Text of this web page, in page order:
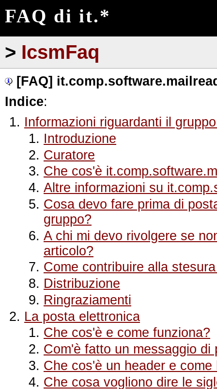
FAQ di it.*
> IcsmFaq
[FAQ]
Indice:
Informazioni riguardanti il
Introduzione
Curatore
Che cos'è
Altre informazioni su
Cosa devo fare prima di
gruppo?
A chi mi devo rivolgere se
articolo?
Come contribuire alla
Distribuzione
Ringraziamenti
La posta elettronica
Che cos'è e come funziona?
Com'è fatto un messaggio di
Che cos'è un header e
Che cosa vogliono dire le